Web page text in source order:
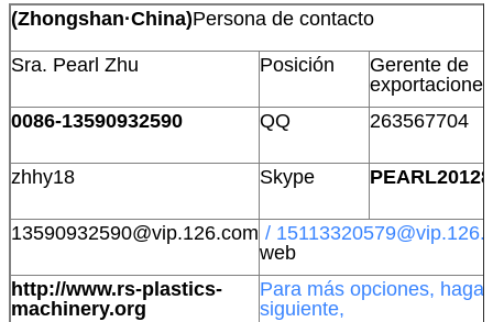
(Zhongshan·China)Persona de contacto
Sra. Pearl Zhu Posición
Gerente de
exportaciones
0086-13590932590
QQ 263567704
zhhy18 Skype PEARL20128
13590932590@vip.126.com /
web
http://www.rs-plastics-
machinery.org
Para más opciones, haga
siguiente,